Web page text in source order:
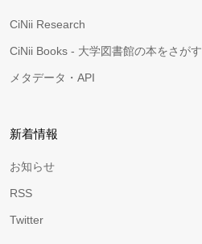
CiNii Research
CiNii Books - 大学図書館の本をさがす
メタデータ・API
新着情報
お知らせ
RSS
Twitter